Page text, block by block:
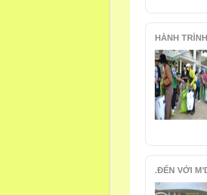
HÀNH
.ĐẾN VỚI